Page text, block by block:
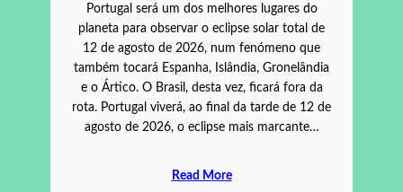
Portugal será um dos melhores lugares do
planeta para observar o eclipse solar total de
12 de agosto de 2026, num fenómeno que
também tocará Espanha, Islândia, Gronelândia
e o Ártico. O Brasil, desta vez, ficará fora da
rota. Portugal viverá, ao final da tarde de 12 de
agosto de 2026, o eclipse mais marcante…
Read More